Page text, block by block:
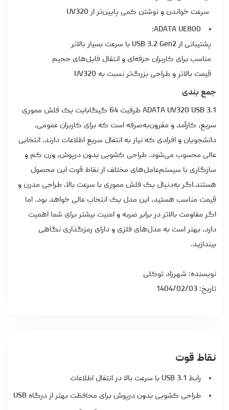
سرعت خواندن و نوشتن کمی پایین‌تر از UV320
ADATA UE800:
پشتیبانی از USB 3.2 Gen2 با سرعت بسیار بالاتر
مناسب برای کاربران حرفه‌ای و انتقال فایل‌های حجیم
قیمت بالاتر و طراحی بزرگ‌تر نسبت به UV320
جمع بندی
ADATA UV320 USB 3.1 ظرفیت 64 گیگابایت یک فلش مموری
سریع، کارآمد و مقرون‌به‌صرفه است که برای کاربران عمومی،
دانشجویان و افرادی که نیاز به انتقال سریع اطلاعات دارند، انتخابی
عالی محسوب می‌شود. طراحی کشویی بدون درپوش، وزن کم و
سازگاری با سیستم‌عامل‌های مختلف از نقاط قوت این محصول
هستند.اگر به‌دنبال یک فلش مموری با سرعت بالا، طراحی مدرن و
قیمت مناسب هستید، این مدل یک انتخاب عالی خواهد بود. اما
اگر مقاومت بالاتر در برابر ضربه و امنیت بیشتر برای شما اهمیت
دارد، بهتر است به مدل‌های فلزی و دارای رمزگذاری نگاهی
بیندازید.
نویسنده: شهرزاد توکلی
تاریخ: 1404/02/03
نقاط قوت
رابط USB 3.1 با سرعت بالا در انتقال اطلاعات
طراحی کشویی بدون درپوش برای محافظت بهتر از درگاه USB